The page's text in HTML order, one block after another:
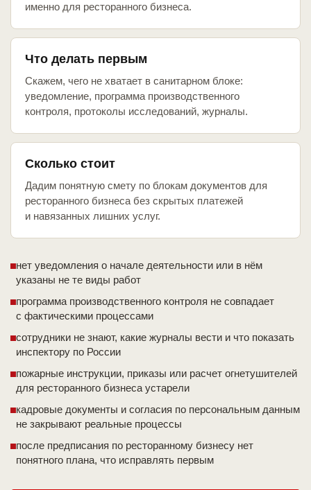
именно для ресторанного бизнеса.
Что делать первым
Скажем, чего не хватает в санитарном блоке:
уведомление, программа производственного
контроля, протоколы исследований, журналы.
Сколько стоит
Дадим понятную смету по блокам документов для
ресторанного бизнеса без скрытых платежей
и навязанных лишних услуг.
нет уведомления о начале деятельности или в нём
указаны не те виды работ
программа производственного контроля не совпадает
с фактическими процессами
сотрудники не знают, какие журналы вести и что показать
инспектору по России
пожарные инструкции, приказы или расчет огнетушителей
для ресторанного бизнеса устарели
кадровые документы и согласия по персональным данным
не закрывают реальные процессы
после предписания по ресторанному бизнесу нет
понятного плана, что исправлять первым